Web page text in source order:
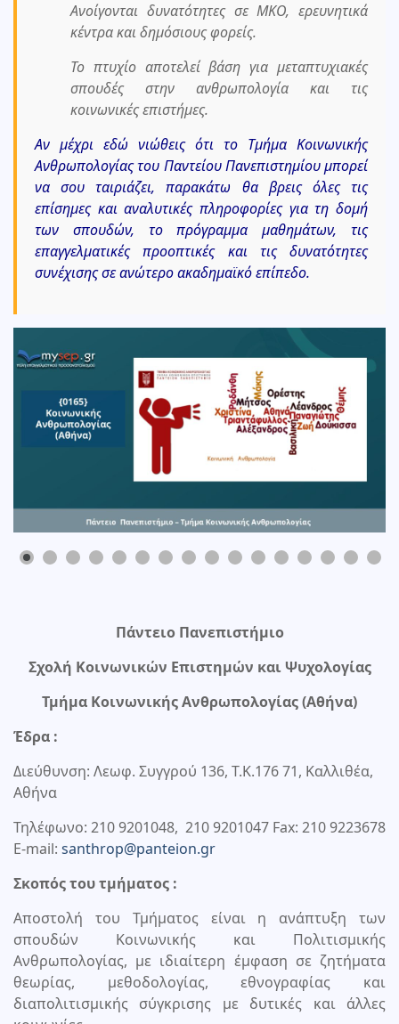
Ανοίγονται δυνατότητες σε ΜΚΟ, ερευνητικά
κέντρα και δημόσιους φορείς.
Το πτυχίο αποτελεί βάση για μεταπτυχιακές
σπουδές στην ανθρωπολογία και τις
κοινωνικές επιστήμες.
Αν μέχρι εδώ νιώθεις ότι το Τμήμα Κοινωνικής
Ανθρωπολογίας του Παντείου Πανεπιστημίου μπορεί
να σου ταιριάζει, παρακάτω θα βρεις όλες τις
επίσημες και αναλυτικές πληροφορίες για τη δομή
των σπουδών, το πρόγραμμα μαθημάτων, τις
επαγγελματικές προοπτικές και τις δυνατότητες
συνέχισης σε ανώτερο ακαδημαϊκό επίπεδο.
Πάντειο Πανεπιστήμιο
Σχολή Κοινωνικών Επιστημών και Ψυχολογίας
Τμήμα Κοινωνικής Ανθρωπολογίας (Αθήνα)
Έδρα :
Διεύθυνση: Λεωφ. Συγγρού 136, Τ.Κ.176 71, Καλλιθέα,
Αθήνα
Τηλέφωνο: 210 9201048, 210 9201047 Fax: 210 9223678
E-mail: santhrop@panteion.gr
Σκοπός του τμήματος :
Αποστολή του Τμήματος είναι η ανάπτυξη των
σπουδών Κοινωνικής και Πολιτισμικής
Ανθρωπολογίας, με ιδιαίτερη έμφαση σε ζητήματα
θεωρίας, μεθοδολογίας, εθνογραφίας και
διαπολιτισμικής σύγκρισης με δυτικές και άλλες